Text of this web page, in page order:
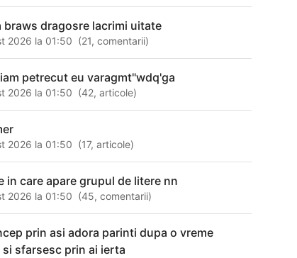
braws dragosre lacrimi uitate
2026 la 01:50 (21,comentarii)
petrecut eu varagmt"wdq'ga
2026 la 01:50 (42,articole)
2026 la 01:50 (17,articole)
in care apare grupul de litere nn
2026 la 01:50 (45,comentarii)
prin asi adora parinti dupa o vreme
si sfarsesc prin ai ierta